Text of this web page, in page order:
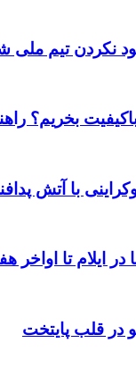
نکردن تیم
بخریم؟
در قلب پایتخت